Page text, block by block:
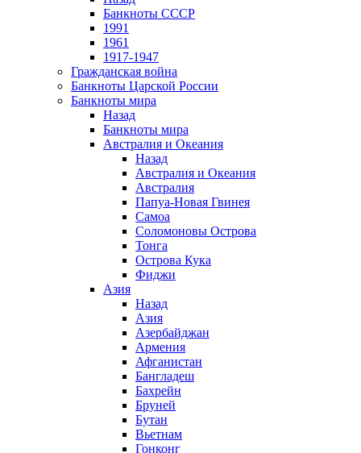
Банкноты СССР
1991
1961
1917-1947
Гражданская война
Банкноты Царской России
Банкноты мира
Назад
Банкноты мира
Австралия и Океания
Назад
Австралия и Океания
Австралия
Папуа-Новая Гвинея
Самоа
Соломоновы Острова
Тонга
Острова Кука
Фиджи
Азия
Назад
Азия
Азербайджан
Армения
Афганистан
Бангладеш
Бахрейн
Бруней
Бутан
Вьетнам
Гонконг